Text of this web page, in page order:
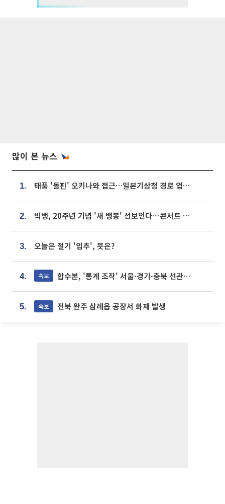
많이 본 뉴스
1. 태풍 '돌핀' 오키나와 접근…일본기상청 경로 업데이트
2. 빅뱅, 20주년 기념 '새 뱅봉' 선보인다⋯콘서트 앞두고 팝업 개최
3. 오늘은 절기 '입추', 뜻은?
4. 속보 합수본, '통계 조작' 서울·경기·충북 선관위 등 추가 압수수색
5. 속보 전북 완주 삼례읍 공장서 화재 발생